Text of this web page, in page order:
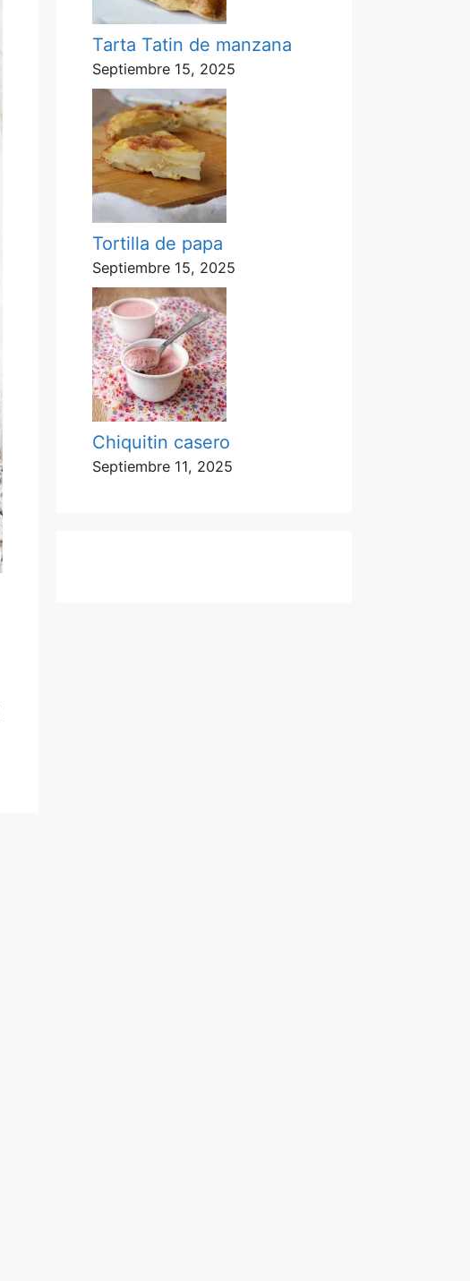
Tarta Tatin de manzana
Septiembre 15, 2025
Tortilla de papa
Septiembre 15, 2025
Chiquitin casero
Septiembre 11, 2025